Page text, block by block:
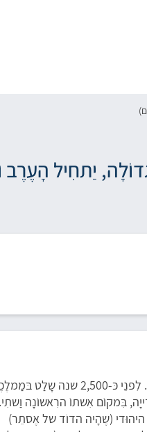
יַתחִיל הָעֶרֶב
בּפוּרִים קוֹראִים את מְגִילַת אֶסתֵר, וּבָה מְסוּפָּר סִיפּוּר החַג. לִפנֵי כּ-2,500 שנה
בִּמקוֹם אִשתוֹ הרִאשוֹנָה וַשתִי.
(שֶהָיה הדוֹד של אֶסתֵר)